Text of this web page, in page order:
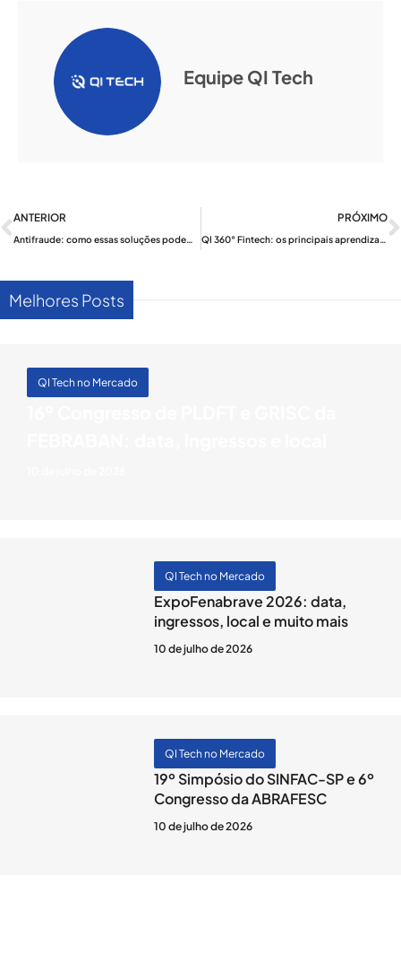
Equipe QI Tech
Anterior
ANTERIOR
Antifraude: como essas soluções podem proteger a sua empresa
PRÓXIMO
QI 360° Fintech: os principais aprendizados sobre crédito, infraestrutura e inovação
Melhores Posts
QI Tech no Mercado
QI Tech no Mercado
ExpoFenabrave 2026: data,
ingressos, local e muito mais
10 de julho de 2026
QI Tech no Mercado
19º Simpósio do SINFAC-SP e 6º
Congresso da ABRAFESC
10 de julho de 2026